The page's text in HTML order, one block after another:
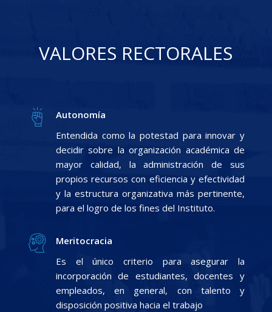
VALORES RECTORALES
Autonomía
Entendida como la potestad para innovar y
decidir sobre la organización académica de
mayor calidad, la administración de sus
propios recursos con eficiencia y efectividad
y la estructura organizativa más pertinente,
para el logro de los fines del Instituto.
Meritocracia
Es el único criterio para asegurar la
incorporación de estudiantes, docentes y
empleados, en general, con talento y
disposición positiva hacia el trabajo